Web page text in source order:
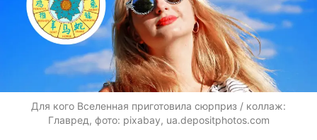
Для кого Вселенная приготовила сюрприз / коллаж:
Главред, фото: pixabay, ua.depositphotos.com